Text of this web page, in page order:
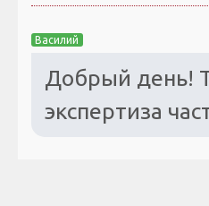
Василий
Добрый день!
экспертиза